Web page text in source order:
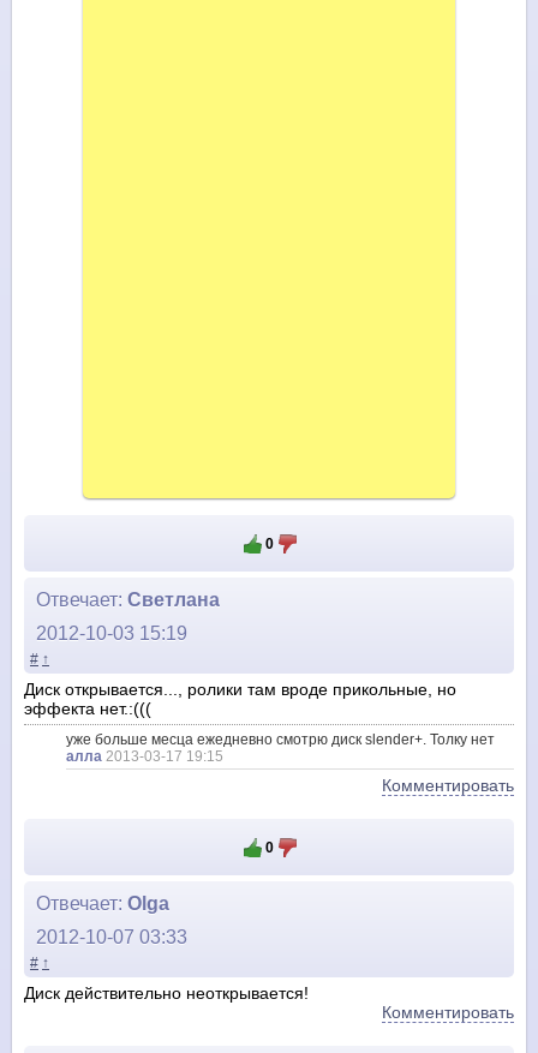
0
Отвечает: Светлана
2012-10-03 15:19
# ↑
Диск открывается..., ролики там вроде прикольные, но
эффекта нет.:(((
уже больше месца ежедневно смотрю диск slender+. Толку нет
алла 2013-03-17 19:15
Комментировать
0
Отвечает: Olga
2012-10-07 03:33
# ↑
Диск действительно неоткрывается!
Комментировать